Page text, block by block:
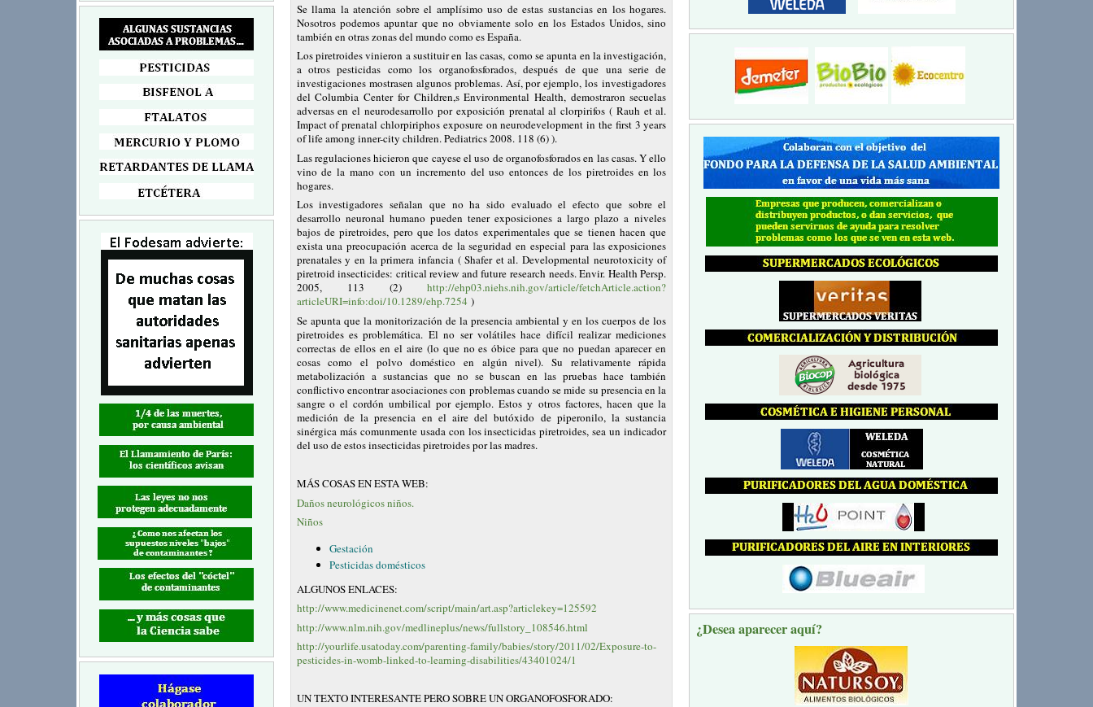
Se llama la atención sobre el amplísimo uso de estas sustancias en los hogares.
Nosotros podemos apuntar que no obviamente solo en los Estados Unidos, sino
también en otras zonas del mundo como es España.
Los piretroides vinieron a sustituir en las casas, como se apunta en la investigación,
a otros pesticidas como los organofosforados, después de que una serie de
investigaciones mostrasen algunos problemas. Así, por ejemplo, los investigadores
del Columbia Center for Children,s Environmental Health, demostraron secuelas
adversas en el neurodesarrollo por exposición prenatal al clorpirifos ( Rauh et al.
Impact of prenatal chlorpiriphos exposure on neurodevelopment in the first 3 years
of life among inner-city children. Pediatrics 2008. 118 (6) ).
Las regulaciones hicieron que cayese el uso de organofosforados en las casas. Y ello
vino de la mano con un incremento del uso entonces de los piretroides en los
hogares.
Los investigadores señalan que no ha sido evaluado el efecto que sobre el
desarrollo neuronal humano pueden tener exposiciones a largo plazo a niveles
bajos de piretroides, pero que los datos experimentales que se tienen hacen que
exista una preocupación acerca de la seguridad en especial para las exposiciones
prenatales y en la primera infancia ( Shafer et al. Developmental neurotoxicity of
piretroid insecticides: critical review and future research needs. Envir. Health Persp.
2005, 113 (2)http://ehp03.niehs.nih.gov/article/fetchArticle.action?
articleURI=info:doi/10.1289/ehp.7254)
Se apunta que la monitorización de la presencia ambiental y en los cuerpos de los
piretroides es problemática. El no ser volátiles hace difícil realizar mediciones
correctas de ellos en el aire (lo que no es óbice para que no puedan aparecer en
cosas como el polvo doméstico en algún nivel). Su relativamente rápida
metabolización a sustancias que no se buscan en las pruebas hace también
conflictivo encontrar asociaciones con problemas cuando se mide su presencia en la
sangre o el cordón umbilical por ejemplo. Estos y otros factores, hacen que la
medición de la presencia en el aire del butóxido de piperonilo, la sustancia
sinérgica más comunmente usada con los insecticidas piretroides, sea un indicador
del uso de estos insecticidas piretroides por las madres.
MÁS COSAS EN ESTA WEB:
Daños neurológicos niños.
Niños
Gestación
Pesticidas domésticos
ALGUNOS ENLACES:
http://www.medicinenet.com/script/main/art.asp?articlekey=125592
http://www.nlm.nih.gov/medlineplus/news/fullstory_108546.html
http://yourlife.usatoday.com/parenting-family/babies/story/2011/02/Exposure-to-
pesticides-in-womb-linked-to-learning-disabilities/43401024/1
UN TEXTO INTERESANTE PERO SOBRE UN ORGANOFOSFORADO:
¿Desea aparecer aquí?